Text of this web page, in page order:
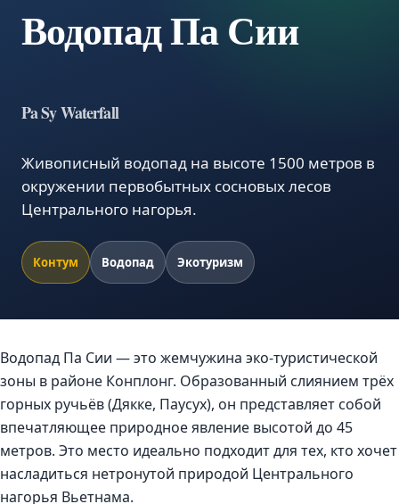
Водопад Па Сии
Pa Sy Waterfall
Живописный водопад на высоте 1500 метров в
окружении первобытных сосновых лесов
Центрального нагорья.
Контум Водопад Экотуризм
Водопад Па Сии — это жемчужина эко-туристической
зоны в районе Конплонг. Образованный слиянием трёх
горных ручьёв (Дякке, Паусух), он представляет собой
впечатляющее природное явление высотой до 45
метров. Это место идеально подходит для тех, кто хочет
насладиться нетронутой природой Центрального
нагорья Вьетнама.